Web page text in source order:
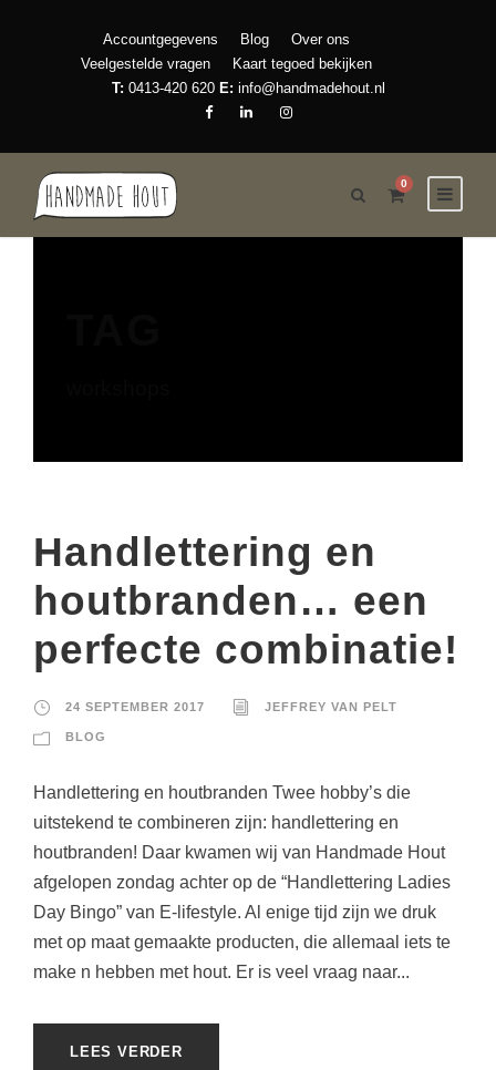
Accountgegevens Blog
Over ons
Veelgestelde vragen
Kaart tegoed bekijken
T: 0413-420 620 E: info@handmadehout.nl
0
Handlettering en
houtbranden… een
perfecte combinatie!
24 SEPTEMBER 2017 JEFFREY VAN PELT
BLOG
Handlettering en houtbranden Twee hobby’s die
uitstekend te combineren zijn: handlettering en
houtbranden! Daar kwamen wij van Handmade Hout
afgelopen zondag achter op de “Handlettering Ladies
Day Bingo” van E-lifestyle. Al enige tijd zijn we druk
met op maat gemaakte producten, die allemaal iets te
make n hebben met hout. Er is veel vraag naar...
LEES VERDER